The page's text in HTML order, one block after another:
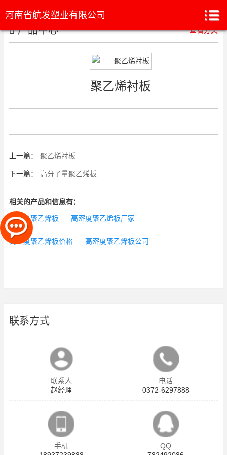
河南省航发塑业有限公司
产品中心 查看分类
聚乙烯衬板
上一篇： 聚乙烯衬板
下一篇： 高分子量聚乙烯板
相关的产品和信息有：
高密度聚乙烯板 高密度聚乙烯板厂家
高密度聚乙烯板价格 高密度聚乙烯板公司
联系方式
联系人
赵经理
电话
0372-6297888
手机
QQ